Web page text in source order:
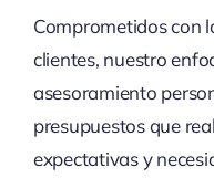
Comprometidos con
clientes, nuestro
asesoramiento
presupuestos que
expectativas y